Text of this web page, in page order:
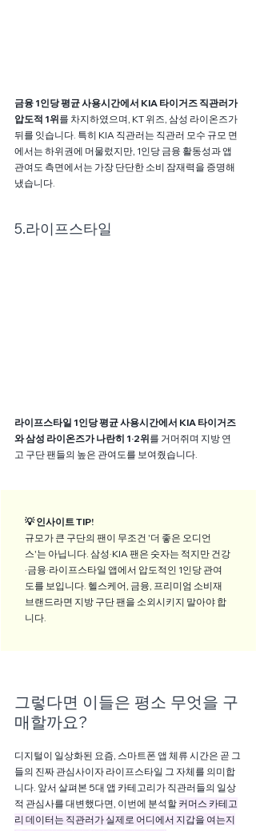
금융 1인당 평균 사용시간에서 KIA 타이거즈 직관러가
압도적 1위를 차지하였으며, KT 위즈, 삼성 라이온즈가
뒤를 잇습니다. 특히 KIA 직관러는 직관러 모수 규모 면
에서는 하위권에 머물렀지만, 1인당 금융 활동성과 앱
관여도 측면에서는 가장 단단한 소비 잠재력을 증명해
냈습니다.
5.라이프스타일
라이프스타일 1인당 평균 사용시간에서 KIA 타이거즈
와 삼성 라이온즈가 나란히 1·2위를 거머쥐며 지방 연
고 구단 팬들의 높은 관여도를 보여줬습니다.
💡 인사이트 TIP!
규모가 큰 구단의 팬이 무조건 '더 좋은 오디언
스'는 아닙니다. 삼성·KIA 팬은 숫자는 적지만 건강
·금융·라이프스타일 앱에서 압도적인 1인당 관여
도를 보입니다. 헬스케어, 금융, 프리미엄 소비재
브랜드라면 지방 구단 팬을 소외시키지 말아야 합
니다.
그렇다면 이들은 평소 무엇을 구
매할까요?
디지털이 일상화된 요즘, 스마트폰 앱 체류 시간은 곧 그
들의 진짜 관심사이자 라이프스타일 그 자체를 의미합
니다. 앞서 살펴본 5대 앱 카테고리가 직관러들의 일상
적 관심사를 대변했다면, 이번에 분석할 커머스 카테고
리 데이터는 직관러가 실제로 어디에서 지갑을 여는지